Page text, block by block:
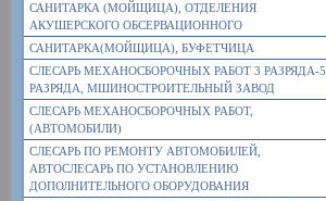
САНИТАРКА (МОЙЩИЦА), ОТДЕЛЕНИЯ
АКУШЕРСКОГО ОБСЕРВАЦИОННОГО
САНИТАРКА(МОЙЩИЦА), БУФЕТЧИЦА
СЛЕСАРЬ МЕХАНОСБОРОЧНЫХ РАБОТ 3 РАЗРЯДА-5
РАЗРЯДА, МШИНОСТРОИТЕЛЬНЫЙ ЗАВОД
СЛЕСАРЬ МЕХАНОСБОРОЧНЫХ РАБОТ,
(АВТОМОБИЛИ)
СЛЕСАРЬ ПО РЕМОНТУ АВТОМОБИЛЕЙ,
АВТОСЛЕСАРЬ ПО УСТАНОВЛЕНИЮ
ДОПОЛНИТЕЛЬНОГО ОБОРУДОВАНИЯ